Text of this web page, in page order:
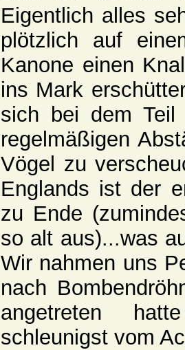
Eigentlich alles
plötzlich auf
Kanone einen
ins Mark
sich bei dem
regelmäßigen
Vögel zu
Englands ist der
zu Ende
so alt aus)...was
Wir nahmen uns
nach
angetreten
schleunigst vom